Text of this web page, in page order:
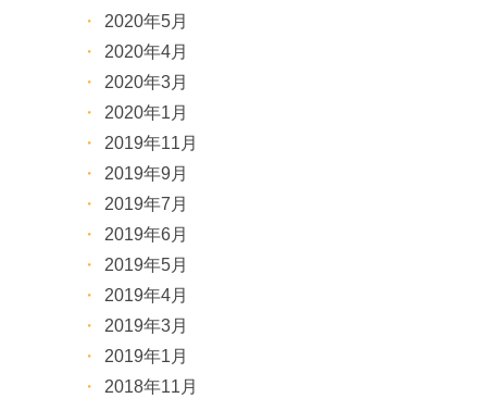
2020年5月
2020年4月
2020年3月
2020年1月
2019年11月
2019年9月
2019年7月
2019年6月
2019年5月
2019年4月
2019年3月
2019年1月
2018年11月